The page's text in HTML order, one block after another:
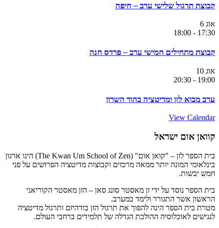
קבוצת תרגול שלישי ערב – חיפה
אוג 6
17:30
-
18:00
קבוצת מתחילים חמישי ערב – פרדס חנה
אוג 10
19:00
-
20:30
ערב מבוא לזן ומדיטציה בהוד השרון
View Calendar
קוואן אום ישראל
בית הספר לזן – "קואן אום" (The Kwan Um School of Zen) הינו ארגון
בינלאומי המונה יותר ממאה מרכזים וקבוצות מדיטציה הפרושים על פני
חמש יבשות.
בית הספר נוסד על ידי זן מאסטר סונג סאן – הזן מאסטר הקוריאני
הראשון אשר התגורר ולימד במערב.
מטרת בית הספר הינה להפוך את תרגול הזן בודהיזם ותרגול מדיטציה
לנגישים לאוכלוסיה ההולכת הגדלה של תלמידים ברחבי העולם.